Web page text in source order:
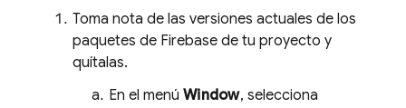
Toma nota de las versiones actuales de los
paquetes de Firebase de tu proyecto y
quítalas.
En el menú Window, selecciona